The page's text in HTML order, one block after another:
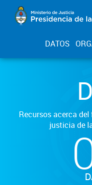
DATOS
Recursos acerca
justicia de